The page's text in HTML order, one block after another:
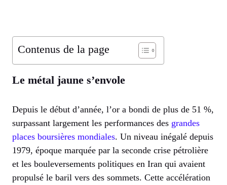
Contenus de la page
Le métal jaune s’envole
Depuis le début d’année, l’or a bondi de plus de 51 %,
surpassant largement les performances des grandes
places boursières mondiales. Un niveau inégalé depuis
1979, époque marquée par la seconde crise pétrolière
et les bouleversements politiques en Iran qui avaient
propulsé le baril vers des sommets. Cette accélération